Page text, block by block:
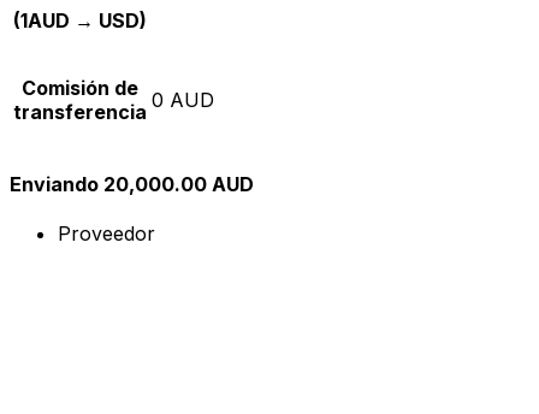
(1AUD → USD)
Comisión de
transferencia 0 AUD
Enviando 20,000.00 AUD
Proveedor